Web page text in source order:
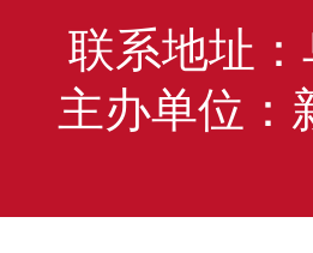
联系地址
主办单位：